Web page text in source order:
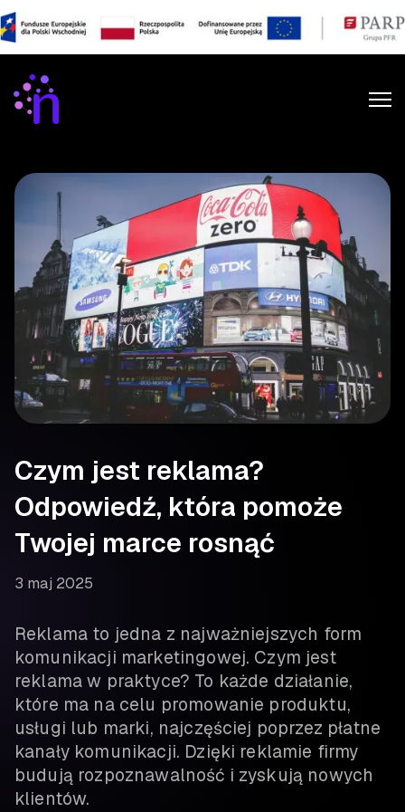
Czym jest reklama?
Odpowiedź, która pomoże
Twojej marce rosnąć
3 maj 2025
Reklama to jedna z najważniejszych form
komunikacji marketingowej. Czym jest
reklama w praktyce? To każde działanie,
które ma na celu promowanie produktu,
usługi lub marki, najczęściej poprzez płatne
kanały komunikacji. Dzięki reklamie firmy
budują rozpoznawalność i zyskują nowych
klientów.